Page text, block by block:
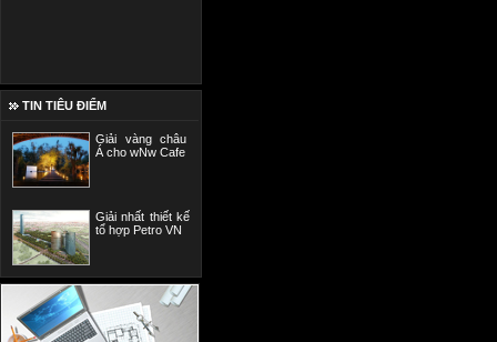
TIN TIÊU ĐIỂM
Giải vàng châu
Á cho wNw Cafe
Giải nhất thiết kế
tổ hợp Petro VN